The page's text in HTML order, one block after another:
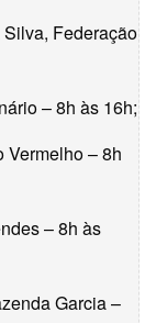
Federação
– 8h às 16h;
Vermelho – 8h
– 8h às
Garcia –